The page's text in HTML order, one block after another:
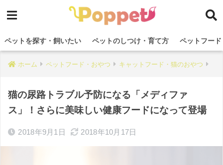
ペットを探す・飼いたい ペットのしつけ・育て方 ペットフー
ホーム ペットフード・おやつ キャットフード・猫のおやつ
猫の尿路トラブル予防になる「メディファ
ス」！さらに美味しい健康フードになって登場
2018年9月1日 2018年10月17日